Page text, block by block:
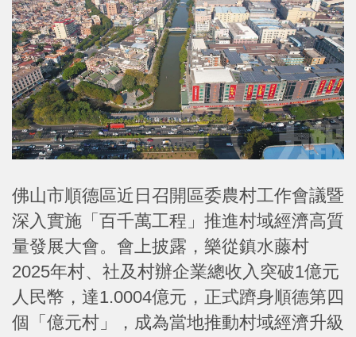
佛山市順德區近日召開區委農村工作會議暨
深入實施「百千萬工程」推進村域經濟高質
量發展大會。會上披露，樂從鎮水藤村
2025年村、社及村辦企業總收入突破1億元
人民幣，達1.0004億元，正式躋身順德第四
個「億元村」，成為當地推動村域經濟升級